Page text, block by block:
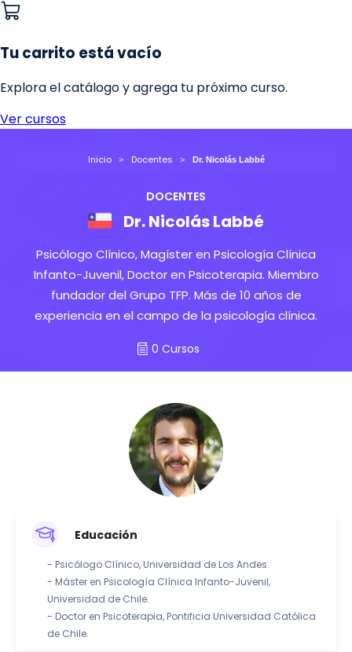
Inicio Docentes Dr. Nicolás Labbé
DOCENTES
Dr. Nicolás Labbé
Psicólogo Clínico, Magíster en Psicología Clínica
Infanto-Juvenil, Doctor en Psicoterapia. Miembro
fundador del Grupo TFP. Más de 10 años de
experiencia en el campo de la psicología clínica.
0 Cursos
Educación
- Psicólogo Clínico, Universidad de Los Andes.
- Máster en Psicología Clínica Infanto-Juvenil,
Universidad de Chile.
- Doctor en Psicoterapia, Pontificia Universidad Católica
de Chile.